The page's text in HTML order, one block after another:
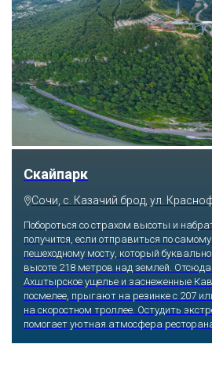
Скайпарк
Сочи, с. Казачий брод, ул.
Побороться со страхом высоты и
получится, если отправиться по
пешеходному мосту, который
высоте 218 метров над землей.
Ахштырское ущелье и заснеженные
посмелее, прыгают на резинке с 207
на скоростном троллее. Остудить
помогает уютная атмосфера